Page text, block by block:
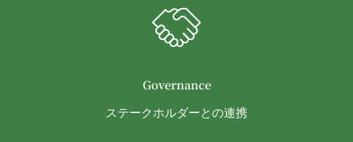
Governance
ステークホルダーとの連携
第9条（当社が提供するコンテンツに関する知的財
ト、デザイン、写真、画像、ロゴ、アイコン、映
す。）の著作権、商標権およびその他の知的財産権